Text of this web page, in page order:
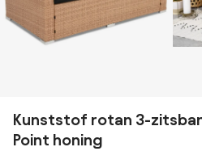
Kunststof rotan 3-
Point honing